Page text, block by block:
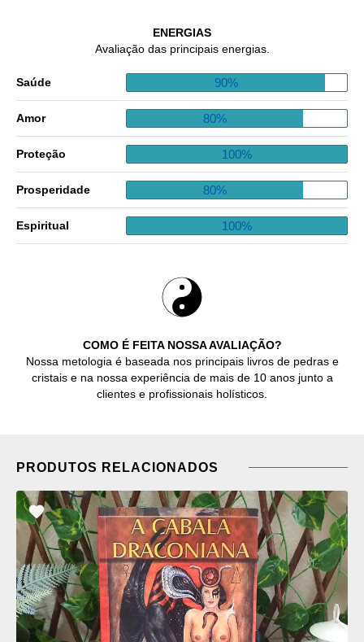
COMO É FEITA NOSSA AVALIAÇÃO?
Nossa metologia é baseada nos principais livros de pedras e
cristais e na nossa experiência de mais de 10 anos junto a
clientes e profissionais holísticos.
ENERGIAS
Avaliação das principais energias.
Saúde 90%
Amor 80%
Proteção 100%
Prosperidade 80%
Espiritual 100%
PRODUTOS RELACIONADOS
ADICIONAR
OS
FAVORITOS